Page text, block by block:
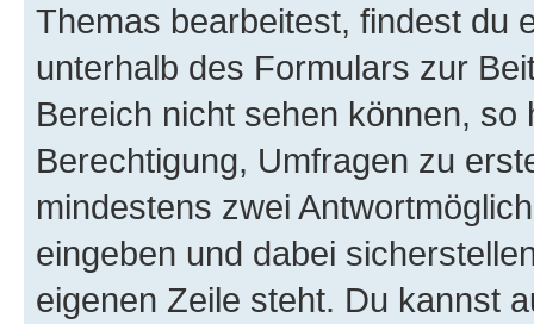
Themas bearbeitest, findest du
unterhalb des Formulars zur
Bereich nicht sehen können,
Berechtigung, Umfragen zu
mindestens zwei
eingeben und dabei
eigenen Zeile steht. Du kannst